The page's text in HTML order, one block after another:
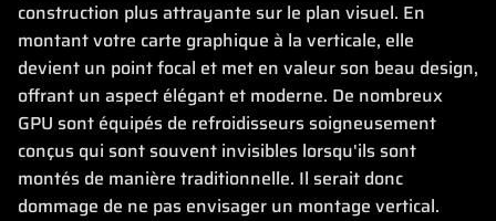
construction plus attrayante sur le plan visuel. En
montant votre carte graphique à la verticale, elle
devient un point focal et met en valeur son beau design,
offrant un aspect élégant et moderne. De nombreux
GPU sont équipés de refroidisseurs soigneusement
conçus qui sont souvent invisibles lorsqu'ils sont
montés de manière traditionnelle. Il serait donc
dommage de ne pas envisager un montage vertical.